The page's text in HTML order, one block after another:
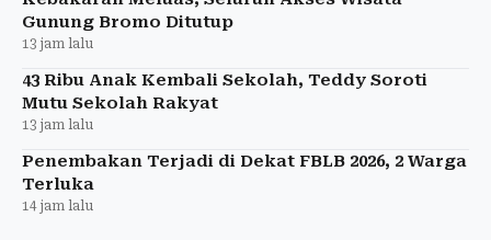
Gunung Bromo Ditutup
13 jam lalu
43 Ribu Anak Kembali Sekolah, Teddy Soroti
Mutu Sekolah Rakyat
13 jam lalu
Penembakan Terjadi di Dekat FBLB 2026, 2 Warga
Terluka
14 jam lalu